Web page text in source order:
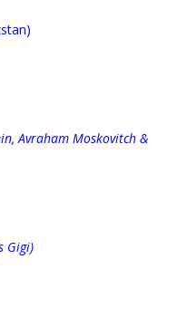
Kyrgyzstan)
Moskovitch &
Gigi)